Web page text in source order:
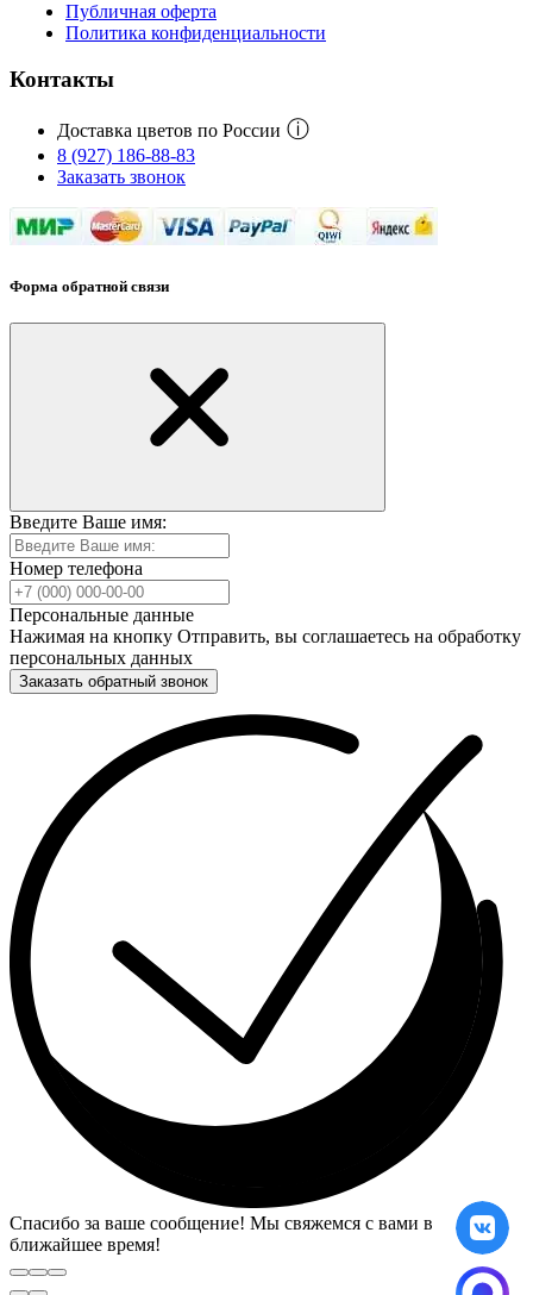
Публичная оферта
Политика конфиденциальности
Контакты
Доставка цветов по России ⓘ
8 (927) 186-88-83
Заказать звонок
Форма обратной связи
Введите Ваше имя:
Номер телефона
Персональные данные
Нажимая на кнопку Отправить, вы соглашаетесь на обработку
персональных данных
Заказать обратный звонок
Спасибо за ваше сообщение! Мы свяжемся с вами в
ближайшее время!